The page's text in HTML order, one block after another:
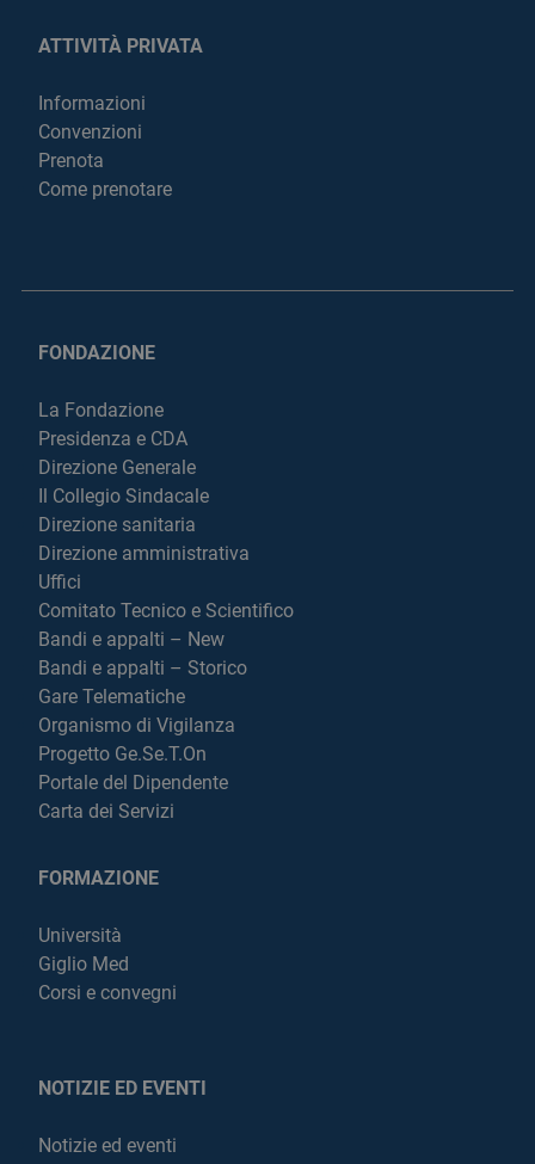
ATTIVITÀ PRIVATA
Informazioni
Convenzioni
Prenota
Come prenotare
FONDAZIONE
La Fondazione
Presidenza e CDA
Direzione Generale
Il Collegio Sindacale
Direzione sanitaria
Direzione amministrativa
Uffici
Comitato Tecnico e Scientifico
Bandi e appalti – New
Bandi e appalti – Storico
Gare Telematiche
Organismo di Vigilanza
Progetto Ge.Se.T.On
Portale del Dipendente
Carta dei Servizi
FORMAZIONE
Università
Giglio Med
Corsi e convegni
NOTIZIE ED EVENTI
Notizie ed eventi